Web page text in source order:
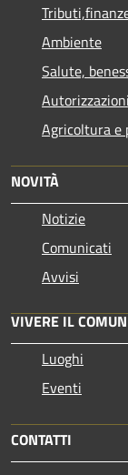
Ambiente
Salute,
Autorizzazioni
Agricoltura e
NOVITÀ
Notizie
Comunicati
Avvisi
VIVERE IL
Luoghi
Eventi
CONTATTI